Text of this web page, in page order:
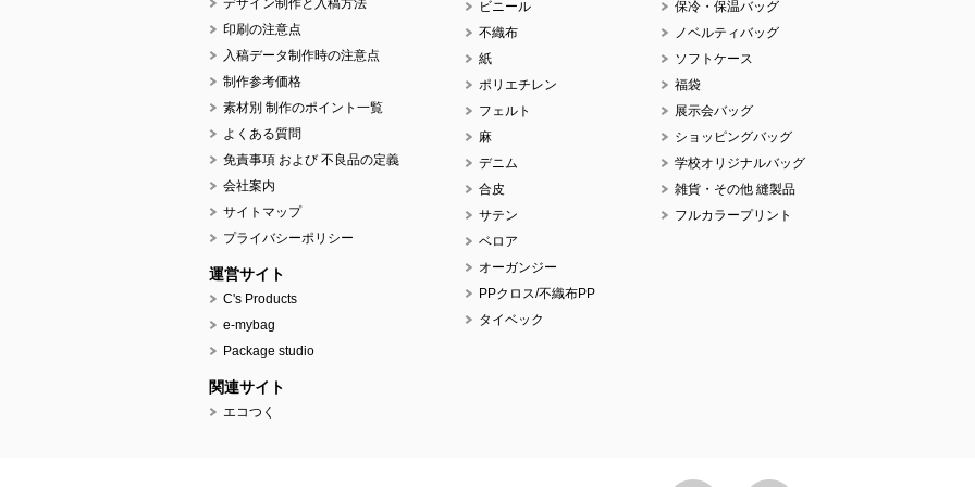
デザイン制作と入稿方法
印刷の注意点
入稿データ制作時の注意点
制作参考価格
素材別 制作のポイント一覧
よくある質問
免責事項 および 不良品の定義
会社案内
サイトマップ
プライバシーポリシー
運営サイト
C's Products
e-mybag
Package studio
関連サイト
エコつく
ビニール
不織布
紙
ポリエチレン
フェルト
麻
デニム
合皮
サテン
ベロア
オーガンジー
PPクロス/不織布PP
タイベック
保冷・保温バッグ
ノベルティバッグ
ソフトケース
福袋
展示会バッグ
ショッピングバッグ
学校オリジナルバッグ
雑貨・その他 縫製品
フルカラープリント